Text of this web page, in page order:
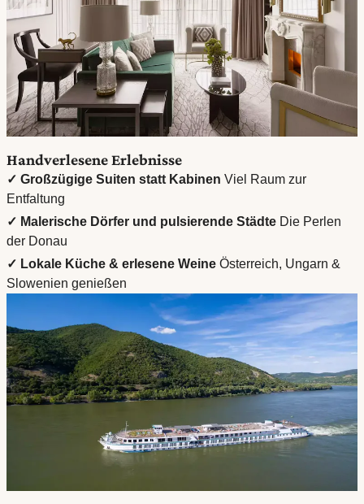
Handverlesene Erlebnisse
✓ Großzügige Suiten statt Kabinen Viel Raum zur
Entfaltung
✓ Malerische Dörfer und pulsierende Städte Die Perlen
der Donau
✓ Lokale Küche & erlesene Weine Österreich, Ungarn &
Slowenien genießen